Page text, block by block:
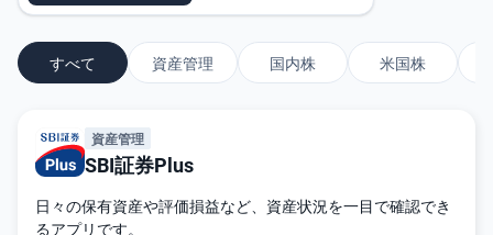
資
信
託
債
券
FX
すべて 資産管理 国内株 米国株
資産管理
SBI証券Plus
日々の保有資産や評価損益など、資産状況を一目で確認でき
るアプリです。